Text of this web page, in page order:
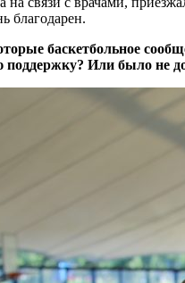
благодарен.
баскетбольное
поддержку? Или было не